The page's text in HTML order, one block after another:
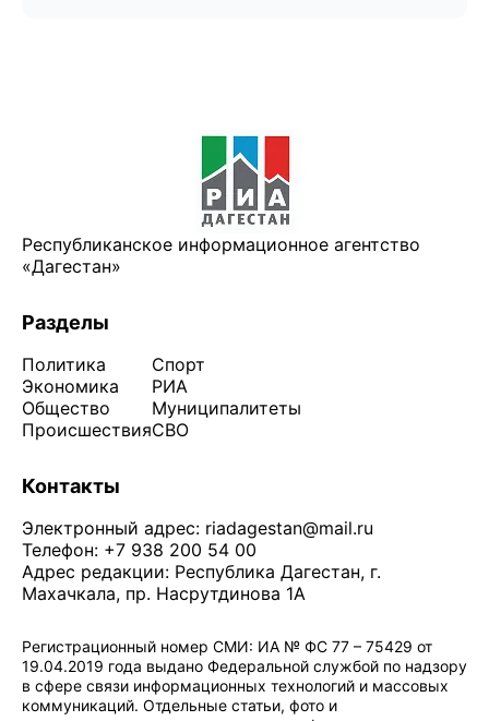
Республиканское информационное агентство
«Дагестан»
Разделы
Политика
Экономика
Общество
Происшествия
Спорт
РИА
Муниципалитеты
СВО
Контакты
Электронный адрес: riadagestan@mail.ru
Телефон: +7 938 200 54 00
Адрес редакции: Республика Дагестан, г.
Махачкала, пр. Насрутдинова 1А
Регистрационный номер СМИ: ИА № ФС 77 – 75429 от
19.04.2019 года выдано Федеральной службой по надзору
в сфере связи информационных технологий и массовых
коммуникаций. Отдельные статьи, фото и